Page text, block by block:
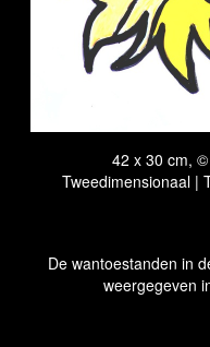
42 x 30 cm,
Tweedimensionaal |
De wantoestanden in
weergegeven